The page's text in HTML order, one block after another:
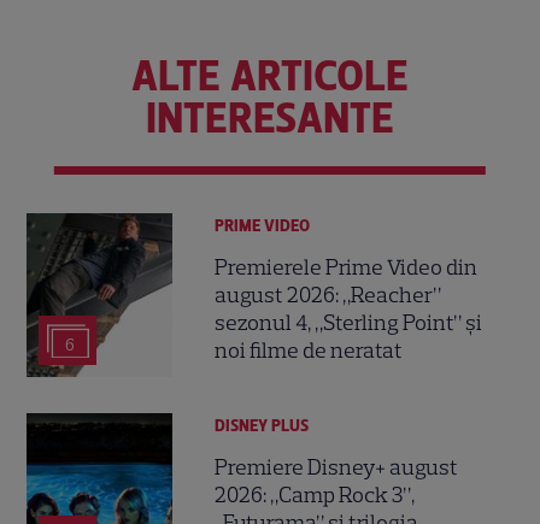
ALTE ARTICOLE
INTERESANTE
6
PRIME VIDEO
Premierele Prime Video din
august 2026: „Reacher”
sezonul 4, „Sterling Point” și
noi filme de neratat
DISNEY PLUS
Premiere Disney+ august
2026: „Camp Rock 3”,